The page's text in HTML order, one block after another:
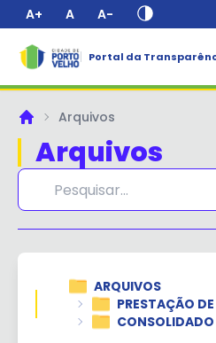
A+ A A-
Portal da
PrincipalArquivos
Arquivos
ARQUIVOS
PRESTAÇÃO
CONSOLIDADO
✕